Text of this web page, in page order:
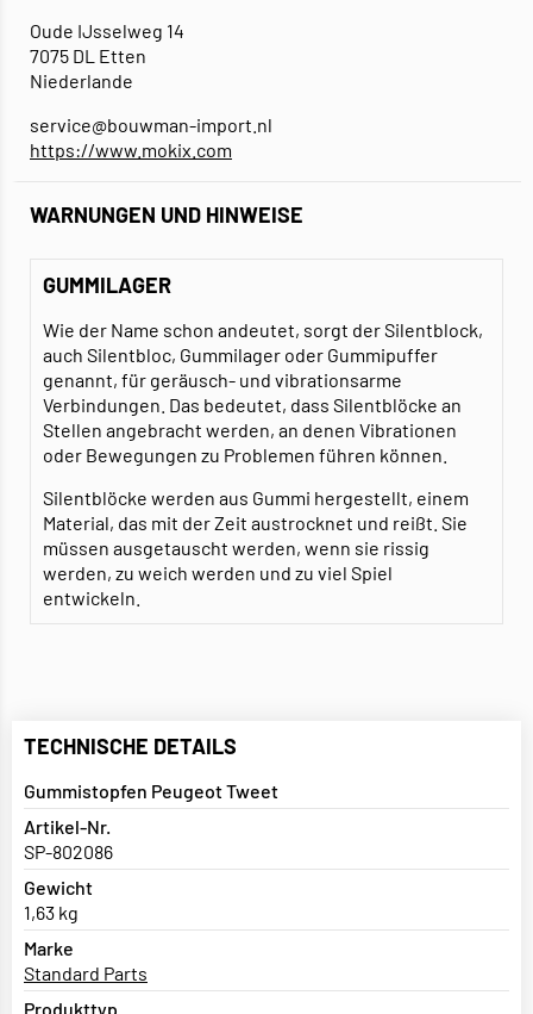
Oude IJsselweg 14
7075 DL Etten
Niederlande
service@bouwman-import.nl
https://www.mokix.com
WARNUNGEN UND HINWEISE
GUMMILAGER
Wie der Name schon andeutet, sorgt der Silentblock,
auch Silentbloc, Gummilager oder Gummipuffer
genannt, für geräusch- und vibrationsarme
Verbindungen. Das bedeutet, dass Silentblöcke an
Stellen angebracht werden, an denen Vibrationen
oder Bewegungen zu Problemen führen können.
Silentblöcke werden aus Gummi hergestellt, einem
Material, das mit der Zeit austrocknet und reißt. Sie
müssen ausgetauscht werden, wenn sie rissig
werden, zu weich werden und zu viel Spiel
entwickeln.
TECHNISCHE DETAILS
Gummistopfen Peugeot Tweet
Artikel-Nr.
SP-802086
Gewicht
1,63 kg
Marke
Standard Parts
Produkttyp